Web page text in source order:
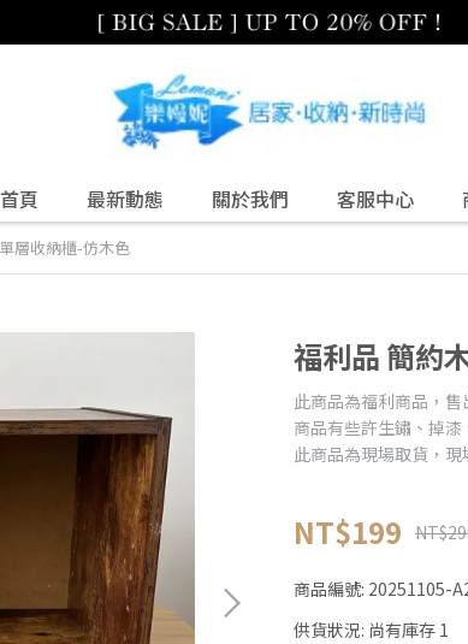
首頁 最新動態 關於我們 客服中心
層收納櫃-仿木色
福利品 簡約
此商品為福利商品，
商品有些許生鏽、掉
此商品為現場取貨，現
NT$199
商品編號: 20251105-
供貨狀況: 尚有庫存 1